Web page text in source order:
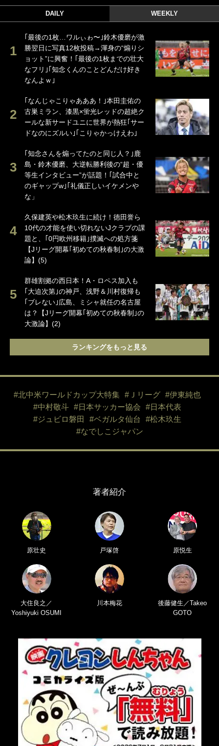
DAILY WEEKLY
｢最後の1枚…ワルぃゎ〜｣鈴木優磨が激
勝翌日に写真12枚投稿→渾身の“煽りシ
ョット”に興奮！｢最後の1枚までの壮大
なフリ｣｢知念くんのことどんだけ好き
なんよｗ｣
｢なんじゃこりゃあああ！｣本田圭佑の
古巣ミラン、漆黒×蛍光レッドの超絶ク
ールな新サードユニに世界が熱狂｢サー
ドなのにズルい｣｢こりゃかっけえわ｣
｢知念さんを煽ってたのと同じ人？｣鹿
島・鈴木優磨、大逆転勝利後の“超・優
等生インタビュー”が話題！｢試合中と
のギャップw｣｢礼儀正しいイケメンや
な」
久保建英や松木玖生に続け！徳田誉ら
10代の才能を使い切れないJクラブの課
題と、｢0円欧州移籍｣撲滅への処方箋
【Jリーグ開幕｢初めての秋春制｣の大激
論】(5)
群雄割拠の西日本！A・ロペス加入も
｢大迫次第｣の神戸、浅野＆川村復帰も
｢ブレない｣広島、ミシャ就任の名古屋
は？【Jリーグ開幕｢初めての秋春制｣の
大激論】(2)
ランキングをもっと見る
#北中米ワールドカップ大特集 #Ｊリーグ
#伊東純也
#中村敬斗
#日本サッカー協会
#日本代表
#ジュビロ磐田
#ベガルタ仙台
#松木玖生
#なでしこジャパン
著者紹介
原壮史 戸塚啓 原悦生
大住良之／
Yoshiyuki OSUMI
川本梅花
後藤健生／Takeo
GOTO